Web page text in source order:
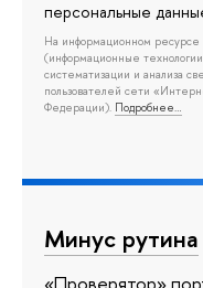
персональные
На информационном
(информационные
систематизации и анализа
пользователей сети
Федерации). Подробнее…
Минус рутина
«Проверятор»